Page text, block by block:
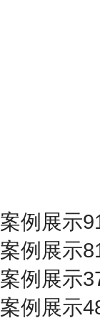
案例展示
案例展示
案例展示
案例展示